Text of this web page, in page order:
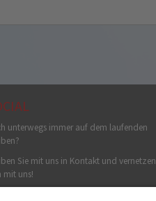
unterwegs immer auf dem laufenden
Sie mit uns in Kontakt und
mit uns!